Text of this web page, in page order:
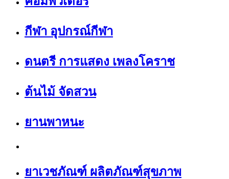
กีฬา อุปกรณ์กีฬา
ดนตรี การแสดง เพลงโคราช
ต้นไม้ จัดสวน
ยานพาหนะ
ยาเวชภัณฑ์ ผลิตภัณฑ์สุขภาพ